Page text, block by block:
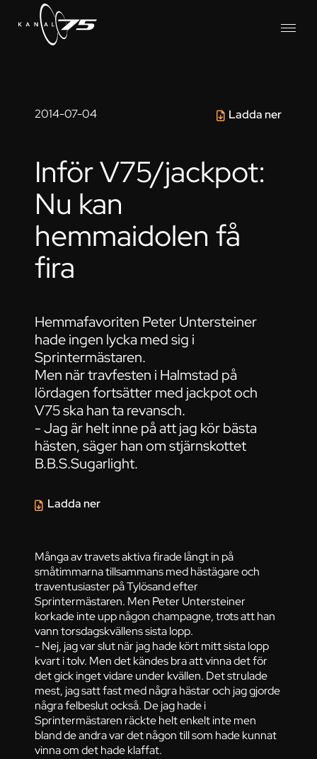
2014-07-04 Ladda ner
Inför V75/jackpot:
Nu kan
hemmaidolen få
fira
Hemmafavoriten Peter Untersteiner
hade ingen lycka med sig i
Sprintermästaren.
Men när travfesten i Halmstad på
lördagen fortsätter med jackpot och
V75 ska han ta revansch.
- Jag är helt inne på att jag kör bästa
hästen, säger han om stjärnskottet
B.B.S.Sugarlight.
Många av travets aktiva firade långt in på
småtimmarna tillsammans med hästägare och
traventusiaster på Tylösand efter
Sprintermästaren. Men Peter Untersteiner
korkade inte upp någon champagne, trots att han
vann torsdagskvällens sista lopp.
- Nej, jag var slut när jag hade kört mitt sista lopp
kvart i tolv. Men det kändes bra att vinna det för
det gick inget vidare under kvällen. Det strulade
mest, jag satt fast med några hästar och jag gjorde
några felbeslut också. De jag hade i
Sprintermästaren räckte helt enkelt inte men
bland de andra var det någon till som hade kunnat
vinna om det hade klaffat.
Ladda ner